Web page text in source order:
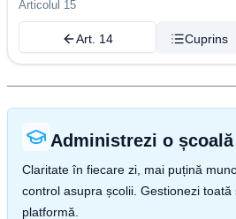
Articolul 15
Art. 14 Cuprins
Administrezi o
Claritate în fiecare zi, mai puțină
control asupra școlii. Gestionezi
platformă.